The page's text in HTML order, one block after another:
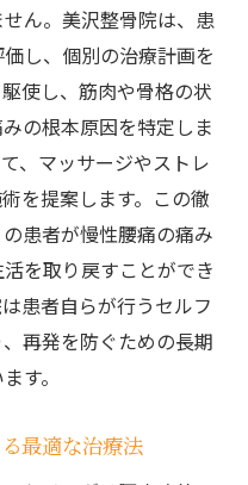
が持つ専門技術
治療プランの提供
よる安心の治療経験
ションを重視する理
みからの解放
たへ美沢整骨院で健
のメッセージ
改善のステップ
康へのアプローチ
ん。美沢整骨院は、患
し、個別の治療計画を
使し、筋肉や骨格の状
の根本原因を特定しま
、マッサージやストレ
を提案します。この徹
患者が慢性腰痛の痛み
を取り戻すことができ
患者自らが行うセルフ
再発を防ぐための長期
す。
最適な治療法